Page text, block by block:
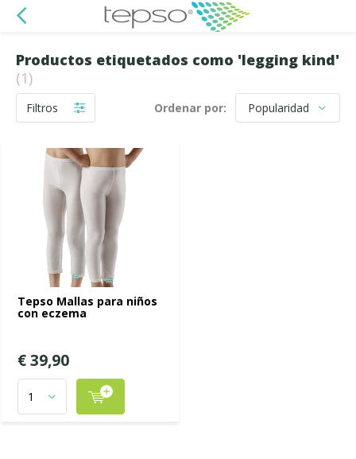
Productos etiquetados como 'legging kind'
(1)
Filtros Ordenar por:
Tepso Mallas para niños
con eczema
€ 39,90